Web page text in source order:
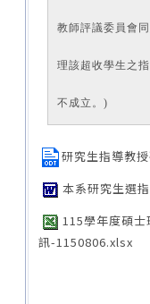
教師評議委員會
理該超收學生之
不成立。)
研究生指導教
本系研究生選
115學年度碩
訊-1150806.xlsx